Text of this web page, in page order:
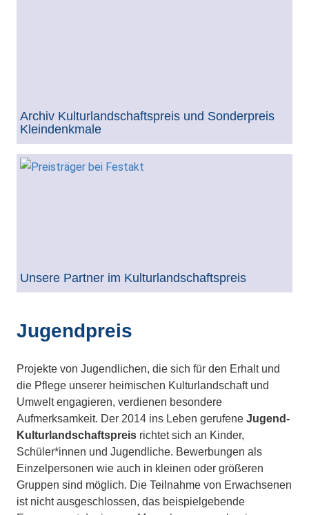
Archiv Kulturlandschaftspreis und Sonderpreis
Kleindenkmale
Unsere Partner im Kulturlandschaftspreis
Jugendpreis
Projekte von Jugendlichen, die sich für den Erhalt und
die Pflege unserer heimischen Kulturlandschaft und
Umwelt engagieren, verdienen besondere
Aufmerksamkeit. Der 2014 ins Leben gerufene Jugend-
Kulturlandschaftspreis richtet sich an Kinder,
Schüler*innen und Jugendliche. Bewerbungen als
Einzelpersonen wie auch in kleinen oder größeren
Gruppen sind möglich. Die Teilnahme von Erwachsenen
ist nicht ausgeschlossen, das beispielgebende